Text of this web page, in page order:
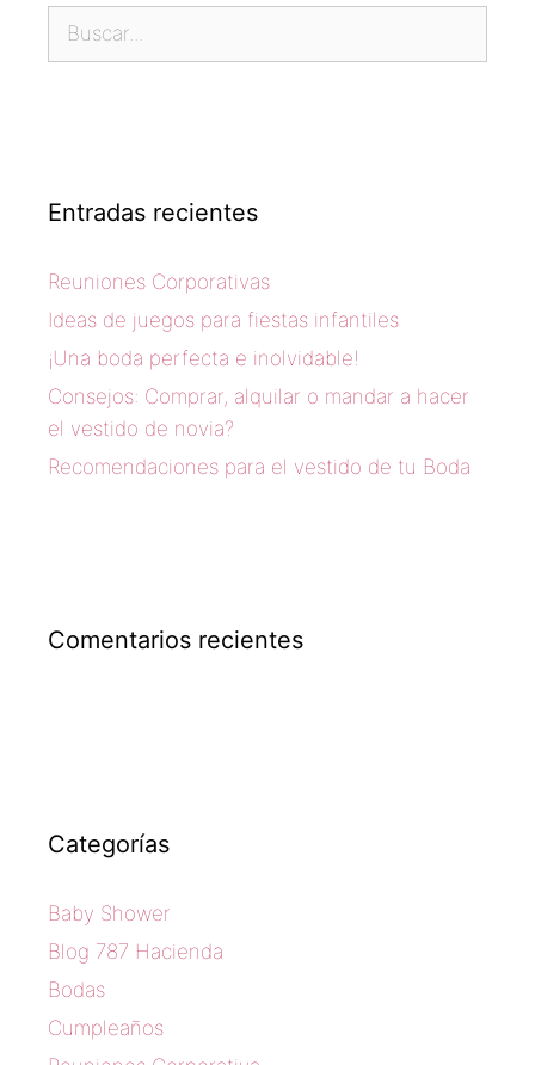
Entradas recientes
Reuniones Corporativas
Ideas de juegos para fiestas infantiles
¡Una boda perfecta e inolvidable!
Consejos: Comprar, alquilar o mandar a hacer
el vestido de novia?
Recomendaciones para el vestido de tu Boda
Comentarios recientes
Categorías
Baby Shower
Blog 787 Hacienda
Bodas
Cumpleaños